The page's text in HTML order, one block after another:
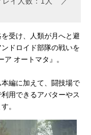
受け、人類が月へと避
ドロイド部隊の戦いを
オートマタ』。
編に加えて、闘技場で
用できるアバターやス
。